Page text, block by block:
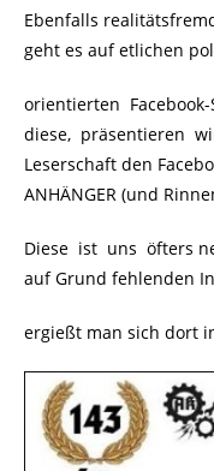
Ebenfalls
geht es auf etlichen
orientierten
diese, präsentieren
Leserschaft den
ANHÄNGER (und
Diese ist uns öfters
auf Grund fehlenden
ergießt man sich dort